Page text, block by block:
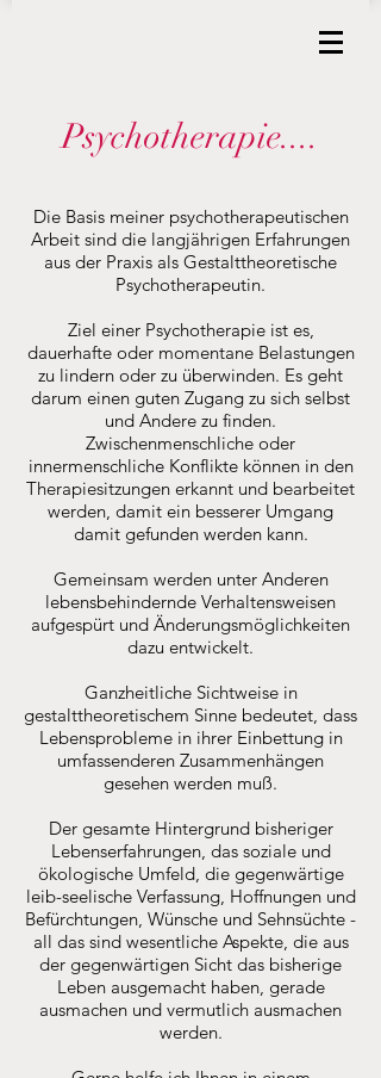
Psychotherapie....
Die Basis meiner psychotherapeutischen
Arbeit sind die langjährigen Erfahrungen
aus der Praxis als Gestalttheoretische
Psychotherapeutin.
Ziel einer Psychotherapie ist es,
dauerhafte oder momentane Belastungen
zu lindern oder zu überwinden. Es geht
darum einen guten Zugang zu sich selbst
und Andere zu finden.
Zwischenmenschliche oder
innermenschliche Konflikte können in den
Therapiesitzungen erkannt und bearbeitet
werden, damit ein besserer Umgang
damit gefunden werden kann.
Gemeinsam werden unter Anderen
lebensbehindernde Verhaltensweisen
aufgespürt und Änderungsmöglichkeiten
dazu entwickelt.
Ganzheitliche Sichtweise in
gestalttheoretischem Sinne bedeutet, dass
Lebensprobleme in ihrer Einbettung in
umfassenderen Zusammenhängen
gesehen werden muß.
Der gesamte Hintergrund bisheriger
Lebenserfahrungen, das soziale und
ökologische Umfeld, die gegenwärtige
leib-seelische Verfassung, Hoffnungen und
Befürchtungen, Wünsche und Sehnsüchte -
all das sind wesentliche Aspekte, die aus
der gegenwärtigen Sicht das bisherige
Leben ausgemacht haben, gerade
ausmachen und vermutlich ausmachen
werden.